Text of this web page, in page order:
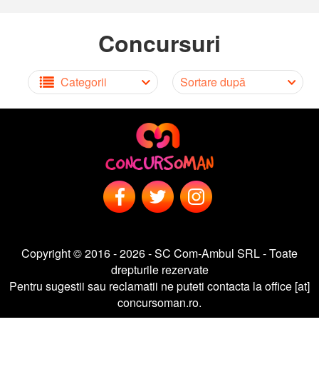
Concursuri
Categorii Sortare după
Copyright © 2016 - 2026 - SC Com-Ambul SRL - Toate
drepturile rezervate
Pentru sugestii sau reclamatii ne puteti contacta la office [at]
concursoman.ro.